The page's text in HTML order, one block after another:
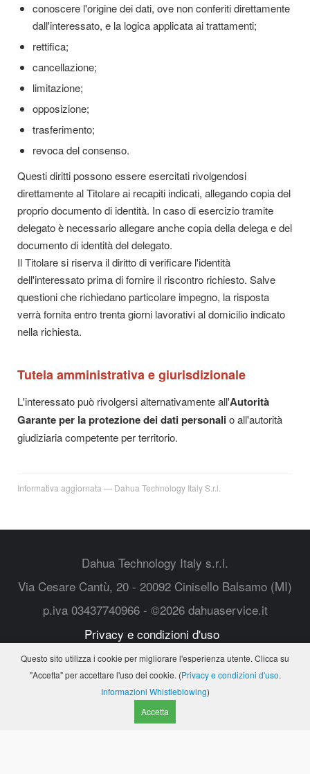
conoscere l'origine dei dati, ove non conferiti direttamente
dall'interessato, e la logica applicata ai trattamenti;
rettifica;
cancellazione;
limitazione;
opposizione;
trasferimento;
revoca del consenso.
Questi diritti possono essere esercitati rivolgendosi
direttamente al Titolare ai recapiti indicati, allegando copia del
proprio documento di identità. In caso di esercizio tramite
delegato è necessario allegare anche copia della delega e del
documento di identità del delegato.
Il Titolare si riserva il diritto di verificare l'identità
dell'interessato prima di fornire il riscontro richiesto. Salve
questioni che richiedano particolare impegno, la risposta
verrà fornita entro trenta giorni lavorativi al domicilio indicato
nella richiesta.
Tutela amministrativa e giurisdizionale
L'interessato può rivolgersi alternativamente all'Autorità
Garante per la protezione dei dati personalio all'autorità
giudiziaria competente per territorio.
Informativa aggiornata — Dahua Technology Italy S.r.l.
Dahua Technology Italy s.r.l.
Via Cesare Cantù, 20 - 20092 Cinisello Balsamo (MI)
p.iva 03437740966 - ©2026 dahuaservice.it
Privacy e condizioni d'uso
web.italy@dahuatech.com
Segnalazioni Whistleblowing
Questo sito utilizza i cookie per migliorare l'esperienza utente. Clicca su
"Accetta" per accettare l'uso dei cookie. (Privacy e condizioni d'uso.
Informazioni Whistleblowing)
Accetta